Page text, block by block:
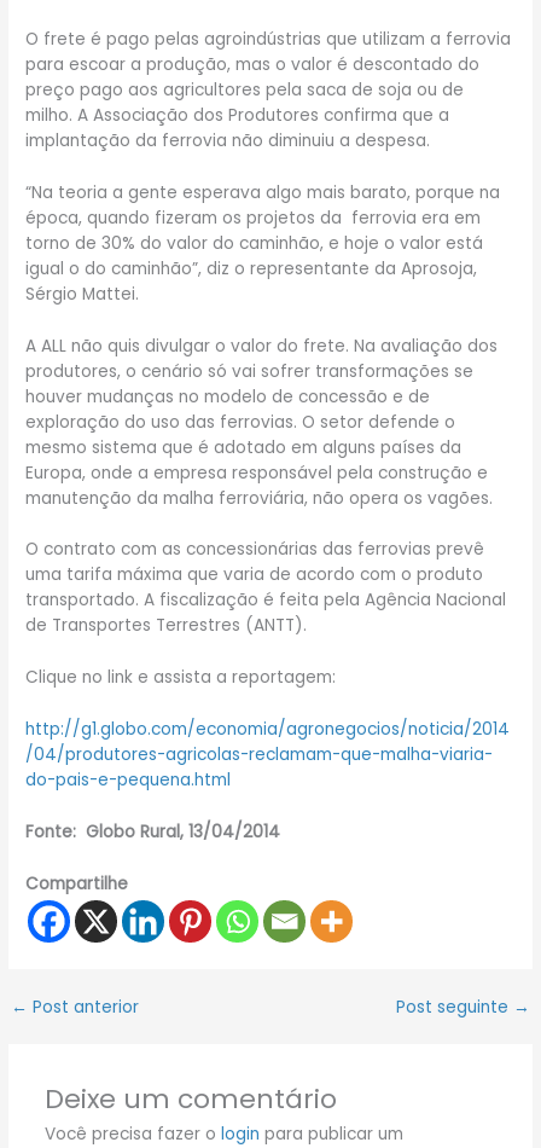
O frete é pago pelas agroindústrias que utilizam a ferrovia
para escoar a produção, mas o valor é descontado do
preço pago aos agricultores pela saca de soja ou de
milho. A Associação dos Produtores confirma que a
implantação da ferrovia não diminuiu a despesa.
“Na teoria a gente esperava algo mais barato, porque na
época, quando fizeram os projetos da ferrovia era em
torno de 30% do valor do caminhão, e hoje o valor está
igual o do caminhão”, diz o representante da Aprosoja,
Sérgio Mattei.
A ALL não quis divulgar o valor do frete. Na avaliação dos
produtores, o cenário só vai sofrer transformações se
houver mudanças no modelo de concessão e de
exploração do uso das ferrovias. O setor defende o
mesmo sistema que é adotado em alguns países da
Europa, onde a empresa responsável pela construção e
manutenção da malha ferroviária, não opera os vagões.
O contrato com as concessionárias das ferrovias prevê
uma tarifa máxima que varia de acordo com o produto
transportado. A fiscalização é feita pela Agência Nacional
de Transportes Terrestres (ANTT).
Clique no link e assista a reportagem:
http://g1.globo.com/economia/agronegocios/noticia/2014
/04/produtores-agricolas-reclamam-que-malha-viaria-
do-pais-e-pequena.html
Fonte: Globo Rural, 13/04/2014
Compartilhe
← Post anterior Post seguinte →
Deixe um comentário
Você precisa fazer o login para publicar um